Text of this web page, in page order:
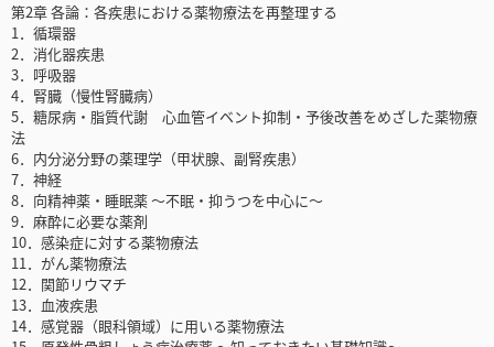
第2章 各論：各疾患における薬物療法を再整理する
1．循環器
2．消化器疾患
3．呼吸器
4．腎臓（慢性腎臓病）
5．糖尿病・脂質代謝 心血管イベント抑制・予後改善をめざした薬物療
法
6．内分泌分野の薬理学（甲状腺、副腎疾患）
7．神経
8．向精神薬・睡眠薬 ～不眠・抑うつを中心に～
9．麻酔に必要な薬剤
10．感染症に対する薬物療法
11．がん薬物療法
12．関節リウマチ
13．血液疾患
14．感覚器（眼科領域）に用いる薬物療法